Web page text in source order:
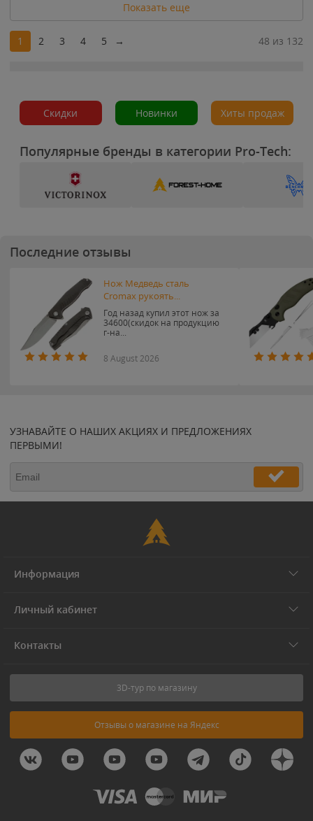
Показать еще
1 2 3 4 5 → 48 из 132
Скидки Новинки Хиты продаж
Популярные бренды в категории Pro-Tech:
Последние отзывы
Нож Медведь сталь
Cromax рукоять...
Год назад купил этот нож за
34600(скидок на продукцию
г-на...
8 August 2026
УЗНАВАЙТЕ О НАШИХ АКЦИЯХ И ПРЕДЛОЖЕНИЯХ
ПЕРВЫМИ!
Информация
Личный кабинет
Контакты
3D-тур по магазину
Отзывы о магазине на Яндекс